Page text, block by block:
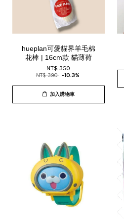
hueplan可愛貓界羊毛棉
花棒 | 16cm款 貓薄荷
NT$ 350
NT$ 390 -10.3%
加入購物車